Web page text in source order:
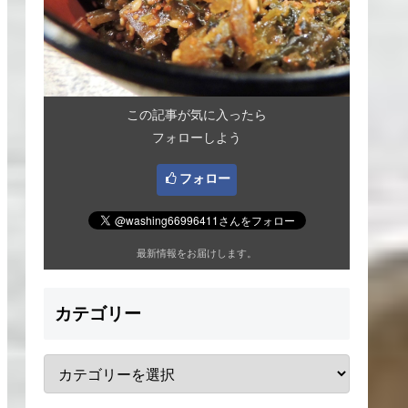
この記事が気に入ったら
フォローしよう
フォロー
最新情報をお届けします。
カテゴリー